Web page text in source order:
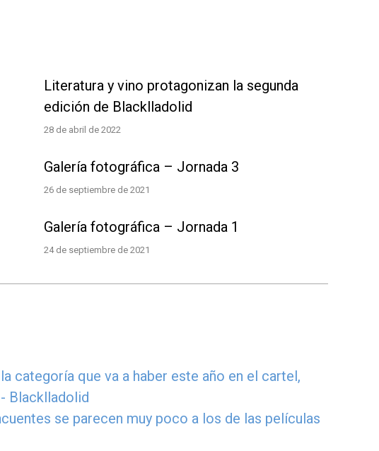
Literatura y vino protagonizan la segunda
edición de Blacklladolid
28 de abril de 2022
Galería fotográfica – Jornada 3
26 de septiembre de 2021
Galería fotográfica – Jornada 1
24 de septiembre de 2021
categoría que va a haber este año en el cartel,
Blacklladolid
se parecen muy poco a los de las películas